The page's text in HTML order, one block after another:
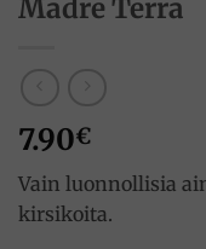
Madre Terra
7.90€
Vain luonnollisia
kirsikoita.